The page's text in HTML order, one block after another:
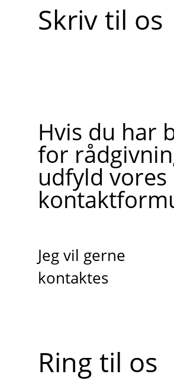
Skriv til os
Hvis du har
for
udfyld vores
Jeg vil gerne
kontaktes
Ring til os